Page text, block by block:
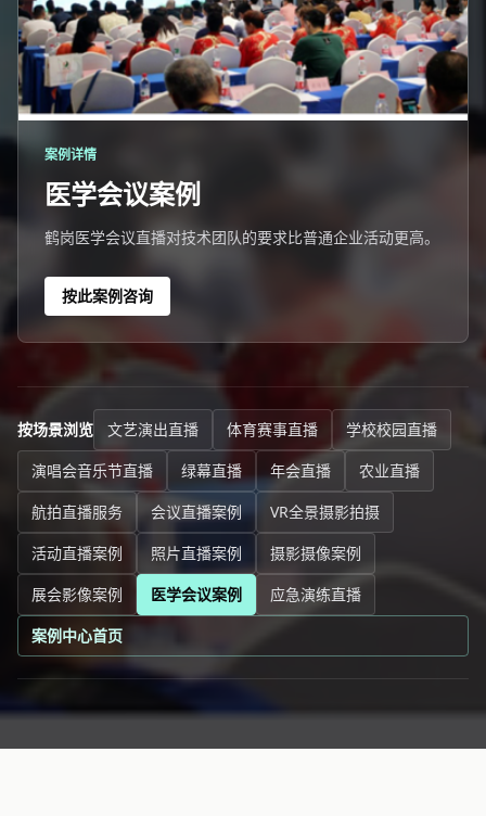
案例详情
医学会议案例
鹤岗医学会议直播对技术团队的要求比普通企业活动更高。
按此案例咨询
按场景浏览 文艺演出直播 体育赛事直播
学校校园直播
演唱会音乐节直播
绿幕直播 年会直播
农业直播
航拍直播服务
会议直播案例
VR全景摄影拍摄
活动直播案例
照片直播案例
摄影摄像案例
展会影像案例
医学会议案例
应急演练直播
案例中心首页